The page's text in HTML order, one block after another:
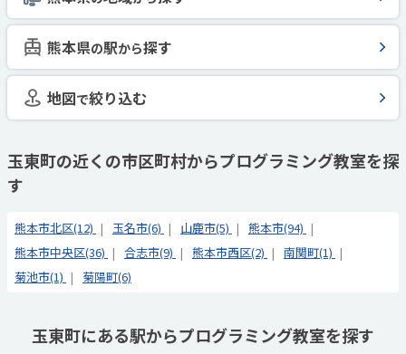
熊本県の駅から探す
地図で絞り込む
玉東町の近くの市区町村からプログラミング教室を探
す
熊本市北区(12) 玉名市(6) 山鹿市(5)
熊本市(94)
熊本市中央区(36)
合志市(9) 熊本市西区(2)
南関町(1)
菊池市(1)
菊陽町(6)
玉東町にある駅からプログラミング教室を探す